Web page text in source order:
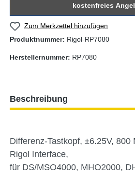
kostenfreies
Zum Merkzettel hinzufügen
Produktnummer: Rigol-RP7080
Herstellernummer: RP7080
Beschreibung
Differenz-Tastkopf, ±6.25V, 800
Rigol Interface,
für DS/MSO4000, MHO2000,